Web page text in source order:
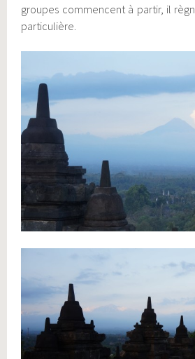
groupes commencent à partir, il
particulière.